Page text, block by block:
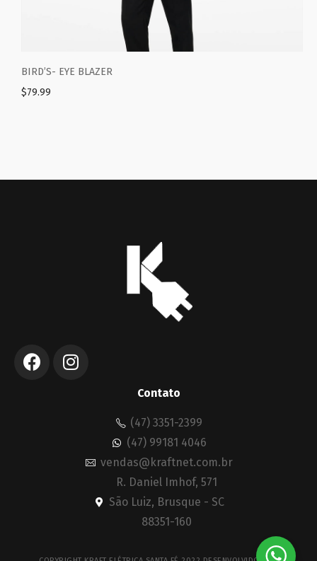
EYE BLAZER
Contato
(47) 3351-2399
(47) 99181 4046
vendas@kraftnet.com.br
R. Daniel Imhof, 571
São Luiz, Brusque - SC
88351-160